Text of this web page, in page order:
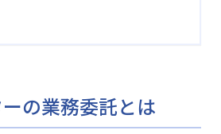
の業務委託とは